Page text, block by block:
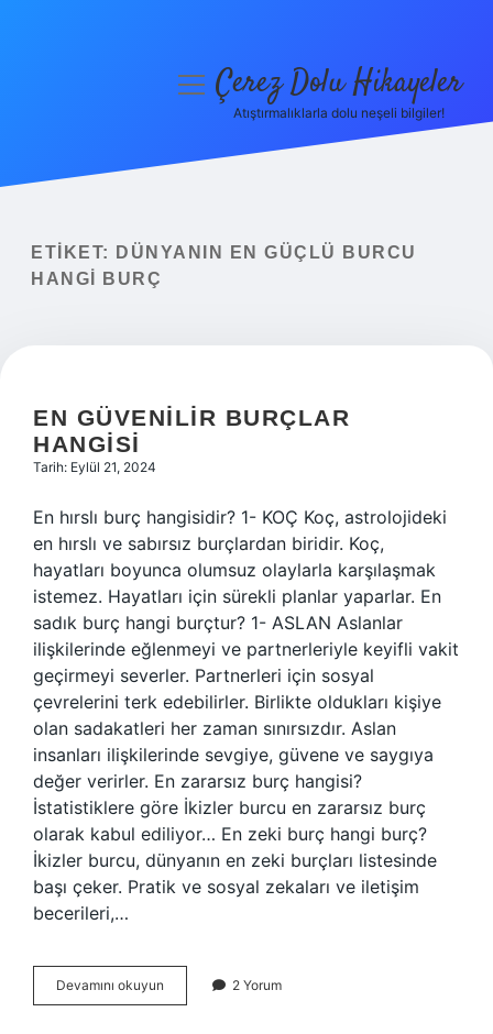
Yasal Uyarı
menüyüÇerez Dolu Hikayeler
Atıştırmalıklarla dolu neşeli bilgiler!
ETIKET:
DÜNYANIN EN GÜÇLÜ BURCU
HANGI BURÇ
EN GÜVENILIR BURÇLAR
HANGISI
Tarih: Eylül 21, 2024
En hırslı burç hangisidir? 1- KOÇ Koç, astrolojideki
en hırslı ve sabırsız burçlardan biridir. Koç,
hayatları boyunca olumsuz olaylarla karşılaşmak
istemez. Hayatları için sürekli planlar yaparlar. En
sadık burç hangi burçtur? 1- ASLAN Aslanlar
ilişkilerinde eğlenmeyi ve partnerleriyle keyifli vakit
geçirmeyi severler. Partnerleri için sosyal
çevrelerini terk edebilirler. Birlikte oldukları kişiye
olan sadakatleri her zaman sınırsızdır. Aslan
insanları ilişkilerinde sevgiye, güvene ve saygıya
değer verirler. En zararsız burç hangisi?
İstatistiklere göre İkizler burcu en zararsız burç
olarak kabul ediliyor… En zeki burç hangi burç?
İkizler burcu, dünyanın en zeki burçları listesinde
başı çeker. Pratik ve sosyal zekaları ve iletişim
becerileri,…
Devamını okuyun
Güvenilir
2 Yorum